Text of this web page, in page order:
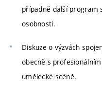
případně další program
osobnosti.
Diskuze o výzvách
obecně s
umělecké scéně.